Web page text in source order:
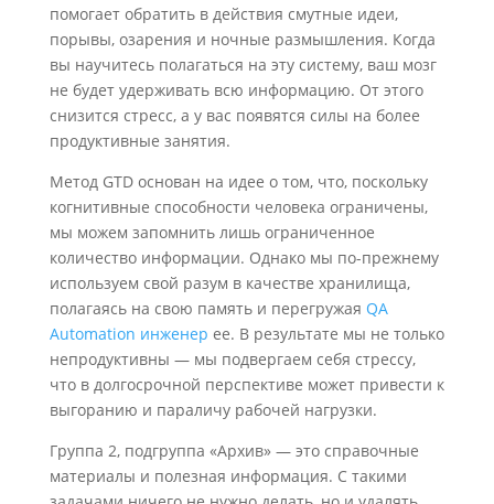
помогает обратить в действия смутные идеи,
порывы, озарения и ночные размышления. Когда
вы научитесь полагаться на эту систему, ваш мозг
не будет удерживать всю информацию. От этого
снизится стресс, а у вас появятся силы на более
продуктивные занятия.
Метод GTD основан на идее о том, что, поскольку
когнитивные способности человека ограничены,
мы можем запомнить лишь ограниченное
количество информации. Однако мы по-прежнему
используем свой разум в качестве хранилища,
полагаясь на свою память и перегружая QA
Automation инженер ее. В результате мы не только
непродуктивны — мы подвергаем себя стрессу,
что в долгосрочной перспективе может привести к
выгоранию и параличу рабочей нагрузки.
Группа 2, подгруппа «Архив» — это справочные
материалы и полезная информация. С такими